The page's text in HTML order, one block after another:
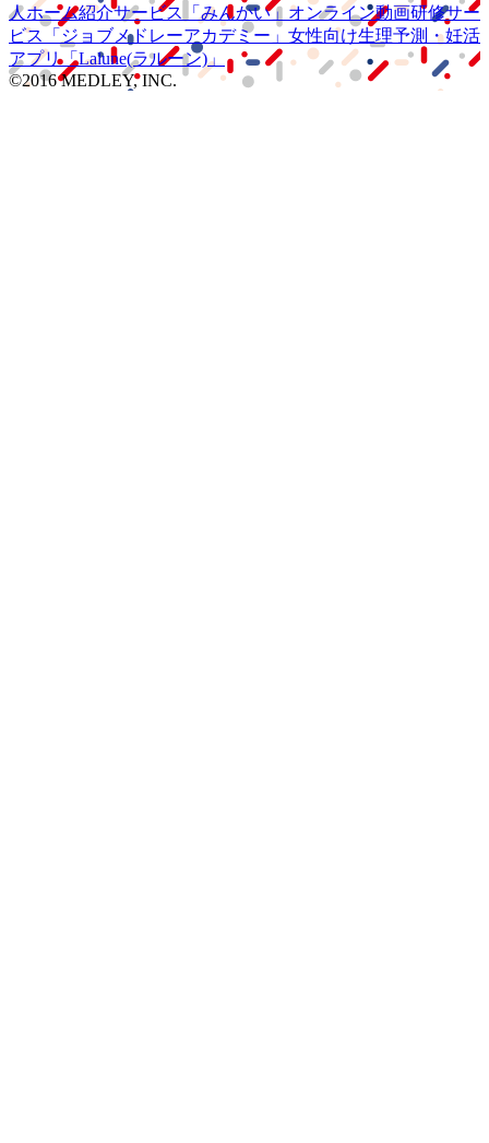
人ホーム紹介サービス
「みんかい」 オンライン動画研修サー
ビス
「ジョブメドレーアカデミー」 女性向け生理予測・妊活
アプリ「Lalune(ラルーン)」
©2016 MEDLEY, INC.